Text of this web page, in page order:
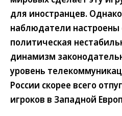
для иностранцев.
наблюдатели настроены
политическая
динамизм
уровень
России скорее всего
игроков в Западной